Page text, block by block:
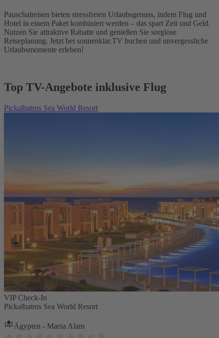
Pauschalreisen bieten stressfreien Urlaubsgenuss, indem Flug und
Hotel in einem Paket kombiniert werden – das spart Zeit und Geld.
Nutzen Sie attraktive Rabatte und genießen Sie sorglose
Reiseplanung. Jetzt bei sonnenklar.TV buchen und unvergessliche
Urlaubsmomente erleben!
Top TV-Angebote inklusive Flug
Pickalbatros Sea World Resort
VIP Check-In
Pickalbatros Sea World Resort
Ägypten - Marsa Alam